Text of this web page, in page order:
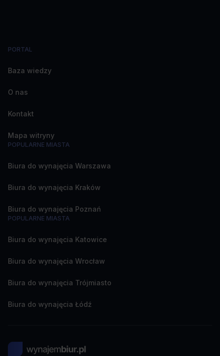
PORTAL
Baza wiedzy
O nas
Kontakt
Mapa witryny
POPULARNE MIASTA
Biura do wynajęcia Warszawa
Biura do wynajęcia Kraków
Biura do wynajęcia Poznań
POPULARNE MIASTA
Biura do wynajęcia Katowice
Biura do wynajęcia Wrocław
Biura do wynajęcia Trójmiasto
Biura do wynajęcia Łódź